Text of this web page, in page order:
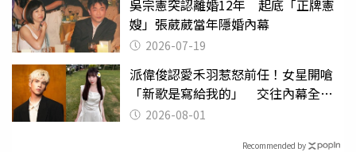
吳宗憲突認離婚12年 起底「正牌憲
嫂」張葳葳當年隱婚內幕
2026-07-19
派偉俊認愛禾羽惹怒前任！女星開嗆
「新歌是寫給我的」 交往內幕全說
了 2026-08-01
Recommended by